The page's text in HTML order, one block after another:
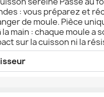
: vous préparez et
de moule. Pièce
la main : chaque moule a
sur la cuisson ni la